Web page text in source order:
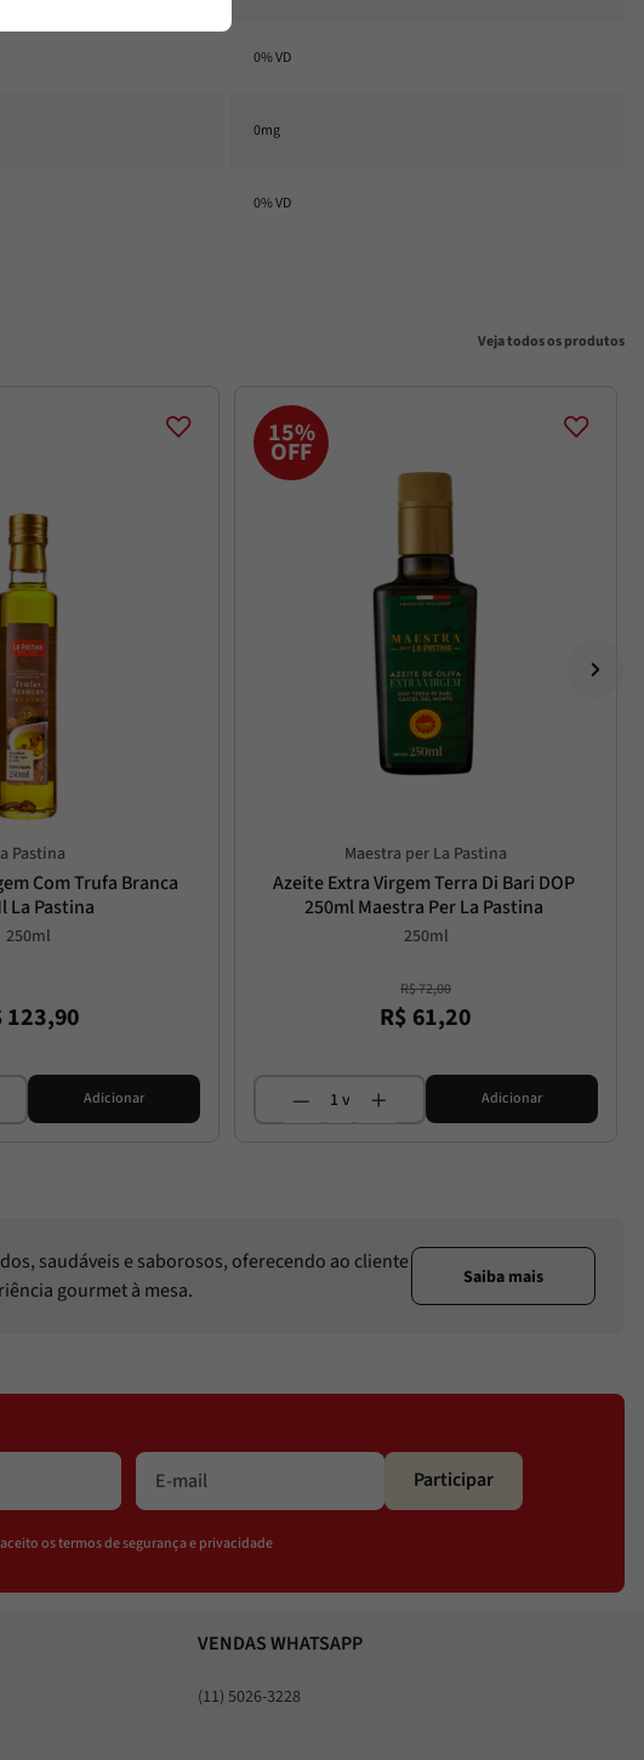
0% VD
0mg
0% VD
Veja todos os produtos
Pastina
Com Trufa Branca
La Pastina
250ml
123,90
Adicionar
15%
OFF
Maestra per La Pastina
Azeite Extra Virgem Terra Di Bari DOP
250ml Maestra Per La Pastina
250ml
R$72,00
R$ 61,20
Adicionar
saudáveis e saborosos, oferecendo ao cliente
gourmet à mesa.
Saiba mais
os termos de segurança e privacidade
Participar
VENDAS WHATSAPP
(11) 5026-3228